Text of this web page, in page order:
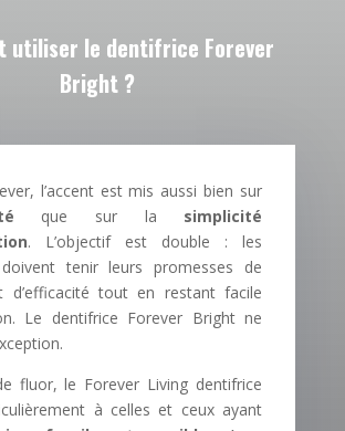
utiliser le dentifrice Forever
Bright ?
l’accent est mis aussi bien sur
que sur la simplicité
. L’objectif est double : les
tenir leurs promesses de
d’efficacité tout en restant facile
Le dentifrice Forever Bright ne
fluor, le Forever Living dentifrice
à celles et ceux ayant